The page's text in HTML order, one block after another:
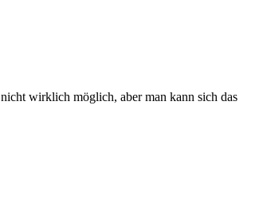
nicht wirklich möglich, aber man kann sich das